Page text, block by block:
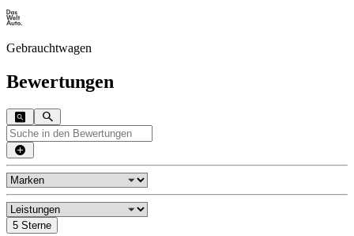
Gebrauchtwagen
Bewertungen
5 Sterne